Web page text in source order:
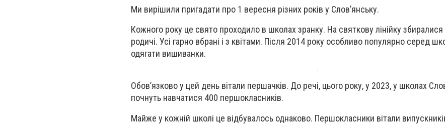
Ми вирішили пригадати про 1 вересня різних років у Слов’янську.
Кожного року це свято проходило в школах зранку. На святкову лінійку збиралися
родичі. Усі гарно вбрані і з квітами. Після 2014 року особливо популярно серед
одягати вишиванки.
Обов’язково у цей день вітали першачків. До речі, цього року, у 2023, у школах
почнуть навчатися 400 першокласників.
Майже у кожній школі це відбувалось однаково. Першокласники вітали